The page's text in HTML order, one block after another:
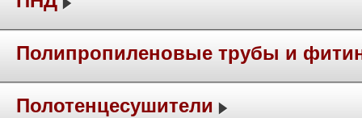
Полипропиленовые трубы и
Полотенцесушители